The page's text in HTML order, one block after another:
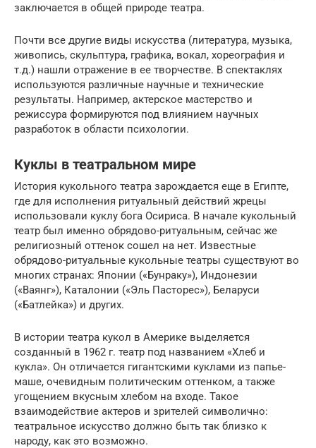
заключается в общей природе театра.
Почти все другие виды искусства (литература, музыка,
живопись, скульптура, графика, вокал, хореография и
т.д.) нашли отражение в ее творчестве. В спектаклях
используются различные научные и технические
результаты. Например, актерское мастерство и
режиссура формируются под влиянием научных
разработок в области психологии.
Куклы в театральном мире
История кукольного театра зарождается еще в Египте,
где для исполнения ритуальный действий жрецы
использовали куклу бога Осириса. В начале кукольный
театр был именно обрядово-ритуальным, сейчас же
религиозный оттенок сошел на нет. Известные
обрядово-ритуальные кукольные театры существуют во
многих странах: Японии («Бунраку»), Индонезии
(«Ваянг»), Каталонии («Эль Пасторес»), Беларуси
(«Батлейка») и других.
В истории театра кукол в Америке выделяется
созданный в 1962 г. театр под названием «Хлеб и
кукла». Он отличается гигантскими куклами из папье-
маше, очевидным политическим оттенком, а также
угощением вкусным хлебом на входе. Такое
взаимодействие актеров и зрителей символично:
театральное искусство должно быть так близко к
народу, как это возможно.